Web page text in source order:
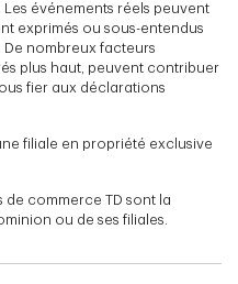
événements réels peuvent
exprimés ou sous-entendus
nombreux facteurs
plus haut, peuvent contribuer
fier aux déclarations
filiale en propriété exclusive
de commerce TD sont la
ou de ses filiales.